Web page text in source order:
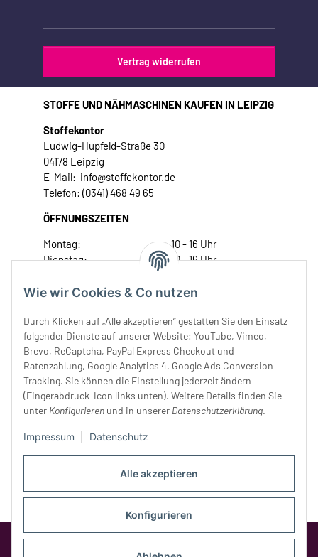
Alle akzeptieren
Konfigurieren
Wie wir Cookies & Co nutzen
Durch Klicken auf „Alle akzeptieren“ gestatten Sie den Einsatz
folgender Dienste auf unserer Website: YouTube, Vimeo,
Brevo, ReCaptcha, PayPal Express Checkout und
Ratenzahlung, Google Analytics 4, Google Ads Conversion
Tracking. Sie können die Einstellung jederzeit ändern
(Fingerabdruck-Icon links unten). Weitere Details finden Sie
unter Konfigurieren und in unserer Datenschutzerklärung.
Impressum Datenschutz
Vertrag widerrufen
STOFFE UND NÄHMASCHINEN KAUFEN IN LEIPZIG
Stoffekontor
Ludwig-Hupfeld-Straße 30
04178 Leipzig
E-Mail: info@stoffekontor.de
Telefon: (0341) 468 49 65
ÖFFNUNGSZEITEN
Montag:
10 - 16 Uhr
Dienstag:
10 - 16 Uhr
Donnerstag:
10 - 18 Uhr
Samstag:
10 - 14 Uhr
Unser Service
Rechtliches
Google Analytics deaktivierenStatus: